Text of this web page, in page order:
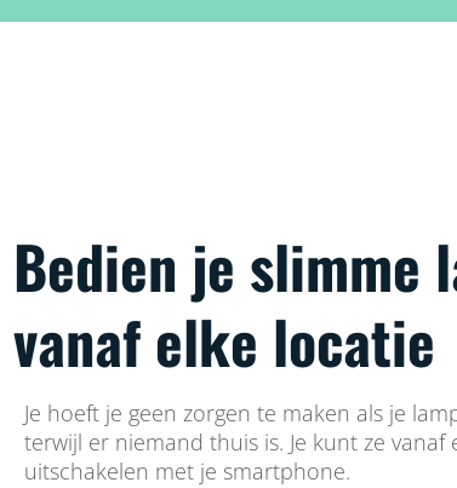
Bedien je slimme
vanaf elke locatie
Je hoeft je geen zorgen te maken als je
terwijl er niemand thuis is. Je kunt ze vanaf
uitschakelen met je smartphone.